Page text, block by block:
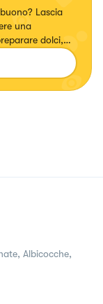
Lascia
una
dolci,
al glutine.
✨ Mi trovi su
Albicocche,